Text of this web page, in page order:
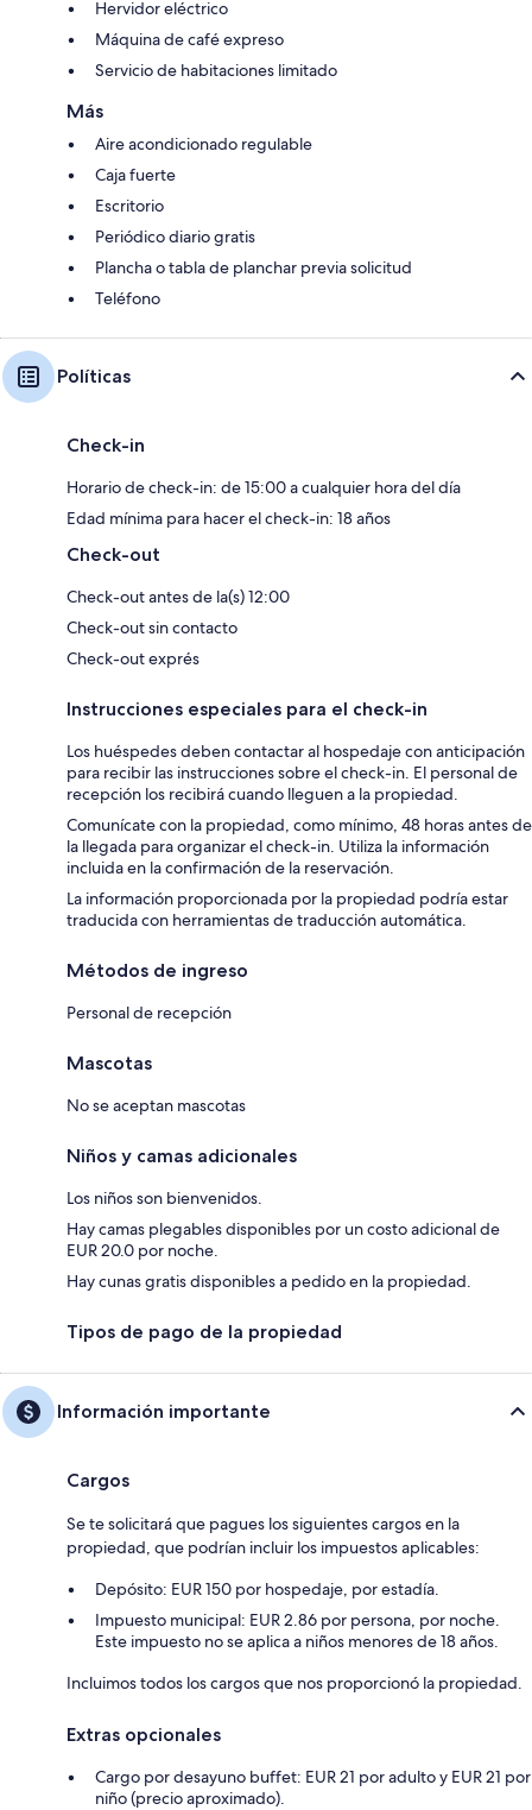
Hervidor eléctrico
Máquina de café expreso
Servicio de habitaciones limitado
Más
Aire acondicionado regulable
Caja fuerte
Escritorio
Periódico diario gratis
Plancha o tabla de planchar previa solicitud
Teléfono
Políticas
Check-in
Horario de check-in: de 15:00 a cualquier hora del día
Edad mínima para hacer el check-in: 18 años
Check-out
Check-out antes de la(s) 12:00
Check-out sin contacto
Check-out exprés
Instrucciones especiales para el check-in
Los huéspedes deben contactar al hospedaje con anticipación
para recibir las instrucciones sobre el check-in. El personal de
recepción los recibirá cuando lleguen a la propiedad.
Comunícate con la propiedad, como mínimo, 48 horas antes de
la llegada para organizar el check-in. Utiliza la información
incluida en la confirmación de la reservación.
La información proporcionada por la propiedad podría estar
traducida con herramientas de traducción automática.
Métodos de ingreso
Personal de recepción
Mascotas
No se aceptan mascotas
Niños y camas adicionales
Los niños son bienvenidos.
Hay camas plegables disponibles por un costo adicional de
EUR 20.0 por noche.
Hay cunas gratis disponibles a pedido en la propiedad.
Tipos de pago de la propiedad
Información importante
Cargos
Se te solicitará que pagues los siguientes cargos en la
propiedad, que podrían incluir los impuestos aplicables:
Depósito: EUR 150 por hospedaje, por estadía.
Impuesto municipal: EUR 2.86 por persona, por noche.
Este impuesto no se aplica a niños menores de 18 años.
Incluimos todos los cargos que nos proporcionó la propiedad.
Extras opcionales
Cargo por desayuno buffet: EUR 21 por adulto y EUR 21 por
niño (precio aproximado).